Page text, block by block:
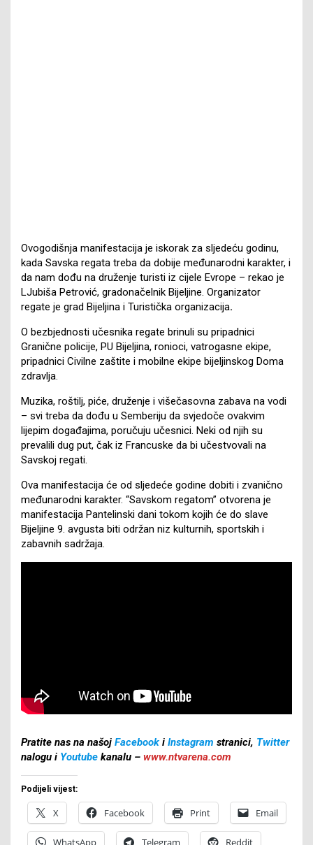
Ovogodišnja manifestacija je iskorak za sljedeću godinu,
kada Savska regata treba da dobije međunarodni karakter, i
da nam dođu na druženje turisti iz cijele Evrope – rekao je
LJubiša Petrović, gradonačelnik Bijeljine. Organizator
regate je grad Bijeljina i Turistička organizacija.
O bezbjednosti učesnika regate brinuli su pripadnici
Granične policije, PU Bijeljina, ronioci, vatrogasne ekipe,
pripadnici Civilne zaštite i mobilne ekipe bijeljinskog Doma
zdravlja.
Muzika, roštilj, piće, druženje i višečasovna zabava na vodi
– svi treba da dođu u Semberiju da svjedoče ovakvim
lijepim događajima, poručuju učesnici. Neki od njih su
prevalili dug put, čak iz Francuske da bi učestvovali na
Savskoj regati.
Ova manifestacija će od sljedeće godine dobiti i zvanično
međunarodni karakter. “Savskom regatom” otvorena je
manifestacija Pantelinski dani tokom kojih će do slave
Bijeljine 9. avgusta biti održan niz kulturnih, sportskih i
zabavnih sadržaja.
Pratite nas na našoj Facebook i Instagram stranici, Twitter
nalogu i Youtube kanalu – www.ntvarena.com
Podijeli vijest:
X Facebook Print Email
WhatsApp Telegram Reddit